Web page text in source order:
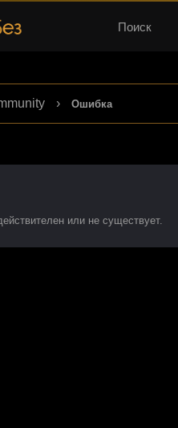
Поиск
› Ошибка
или не существует.